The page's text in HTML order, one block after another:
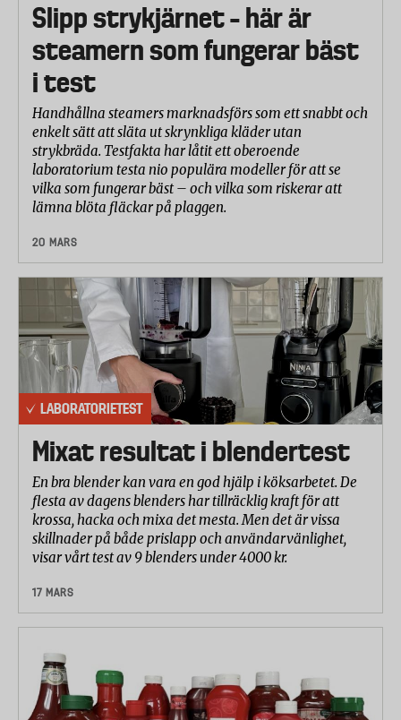
Slipp strykjärnet – här är
steamern som fungerar bäst
i test
Handhållna steamers marknadsförs som ett snabbt och
enkelt sätt att släta ut skrynkliga kläder utan
strykbräda. Testfakta har låtit ett oberoende
laboratorium testa nio populära modeller för att se
vilka som fungerar bäst – och vilka som riskerar att
lämna blöta fläckar på plaggen.
20 MARS
LABORATORIETEST
Mixat resultat i blendertest
En bra blender kan vara en god hjälp i köksarbetet. De
flesta av dagens blenders har tillräcklig kraft för att
krossa, hacka och mixa det mesta. Men det är vissa
skillnader på både prislapp och användarvänlighet,
visar vårt test av 9 blenders under 4000 kr.
17 MARS